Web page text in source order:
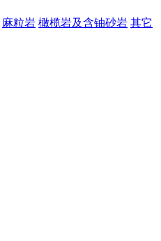
麻粒岩 橄榄岩及含铀砂岩 其它